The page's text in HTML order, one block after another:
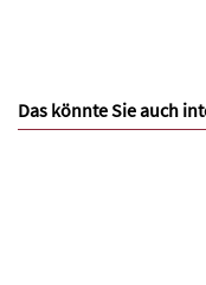
Das könnte Sie auch